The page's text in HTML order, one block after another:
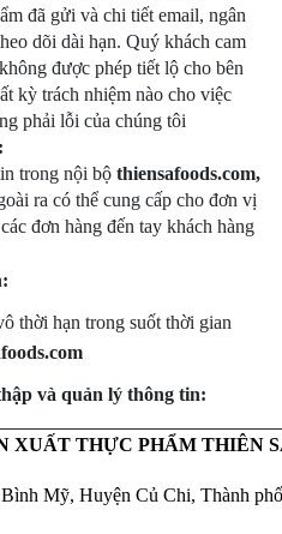
đã gửi và chi tiết email, ngân
dõi dài hạn. Quý khách cam
được phép tiết lộ cho bên
kỳ trách nhiệm nào cho việc
phải lỗi của chúng tôi
trong nội bộ thiensafoods.com,
ra có thể cung cấp cho đơn vị
đơn hàng đến tay khách hàng
thời hạn trong suốt thời gian
và quản lý thông tin:
XUẤT THỰC PHẨM THIÊN
Mỹ, Huyện Củ Chi, Thành